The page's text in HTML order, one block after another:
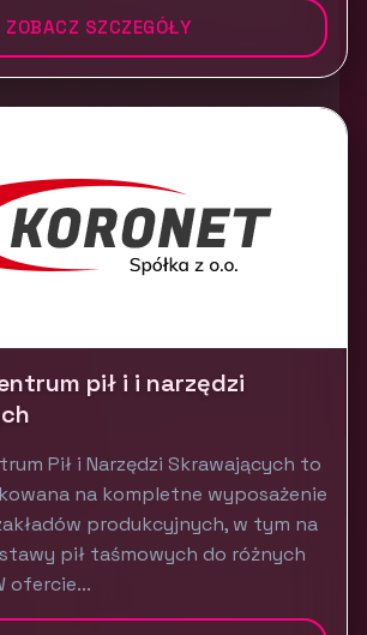
ZOBACZ SZCZEGÓŁY
pił i i narzędzi
Pił i Narzędzi Skrawających to
na kompletne wyposażenie
produkcyjnych, w tym na
pił taśmowych do różnych
ofercie...